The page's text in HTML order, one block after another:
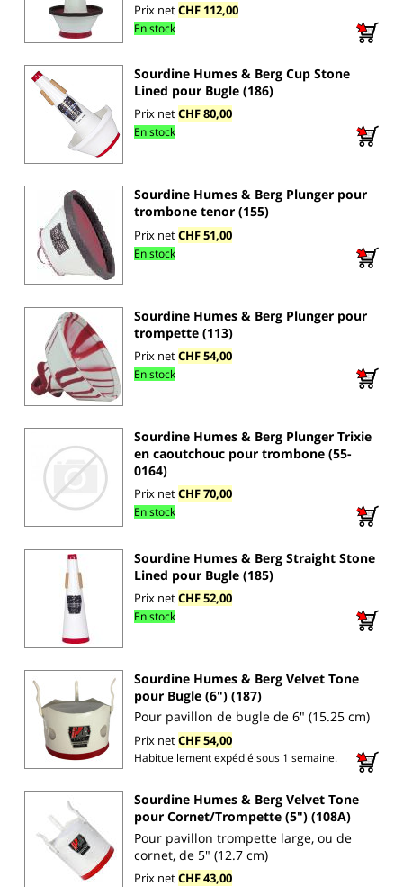
Prix netCHF 112,00
En stock
Sourdine Humes & Berg Cup Stone
Lined pour Bugle (186)
Prix netCHF 80,00
En stock
Sourdine Humes & Berg Plunger pour
trombone tenor (155)
Prix netCHF 51,00
En stock
Sourdine Humes & Berg Plunger pour
trompette (113)
Prix netCHF 54,00
En stock
Sourdine Humes & Berg Plunger Trixie
en caoutchouc pour trombone (55-
0164)
Prix netCHF 70,00
En stock
Sourdine Humes & Berg Straight Stone
Lined pour Bugle (185)
Prix netCHF 52,00
En stock
Sourdine Humes & Berg Velvet Tone
pour Bugle (6") (187)
Pour pavillon de bugle de 6" (15.25 cm)
Prix netCHF 54,00
Habituellement expédié sous 1 semaine.
Sourdine Humes & Berg Velvet Tone
pour Cornet/Trompette (5") (108A)
Pour pavillon trompette large, ou de
cornet, de 5" (12.7 cm)
Prix netCHF 43,00